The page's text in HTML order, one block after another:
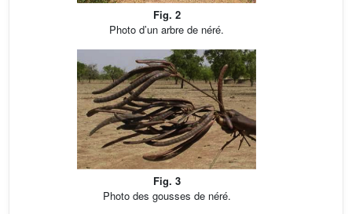
Fig. 2
Photo d’un arbre de néré.
Fig. 3
Photo des gousses de néré.